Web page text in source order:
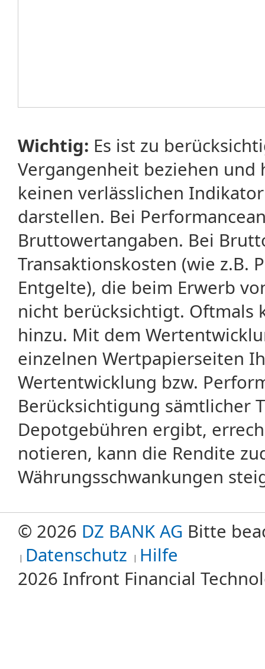
Wichtig: Es ist zu
Vergangenheit beziehen
keinen verlässlichen
darstellen. Bei
Bruttowertangaben. Bei
Transaktionskosten (wie z.B.
Entgelte), die beim Erwerb
nicht berücksichtigt. Oftmals
hinzu. Mit dem
einzelnen Wertpapierseiten
Wertentwicklung bzw.
Berücksichtigung sämtlicher
Depotgebühren ergibt,
notieren, kann die Rendite
Währungsschwankungen
© 2026 DZ BANK AG Bitte
Datenschutz Hilfe
2026 Infront Financial